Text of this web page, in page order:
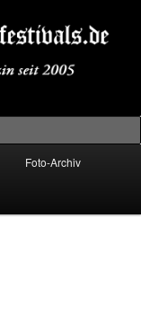
Foto-Archiv